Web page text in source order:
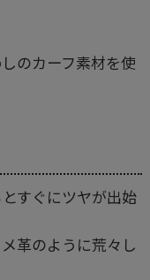
のカーフ素材を使
すぐにツヤが出始
革のように荒々し